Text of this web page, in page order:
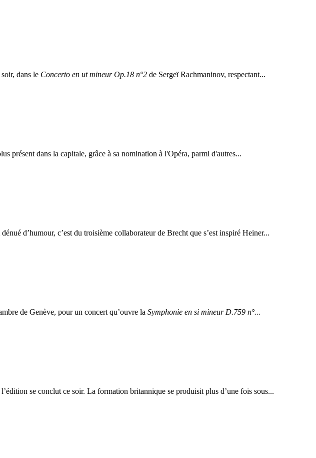
dans le Concerto en ut mineur Op.18 n°2 de Sergeï Rachmaninov, respectant...
présent dans la capitale, grâce à sa nomination à l'Opéra, parmi d'autres...
d’humour, c’est du troisième collaborateur de Brecht que s’est inspiré Heiner...
de Genève, pour un concert qu’ouvre la Symphonie en si mineur D.759 n°...
se conclut ce soir. La formation britannique se produisit plus d’une fois sous...